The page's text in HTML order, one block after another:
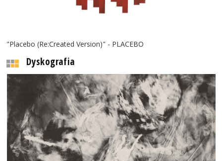
"Placebo (Re:Created Version)" - PLACEBO
Dyskografia